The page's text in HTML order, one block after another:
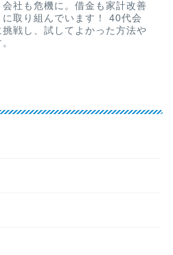
社も危機に。借金も家計改善
取り組んでいます！ 40代会
戦し、試してよかった方法や